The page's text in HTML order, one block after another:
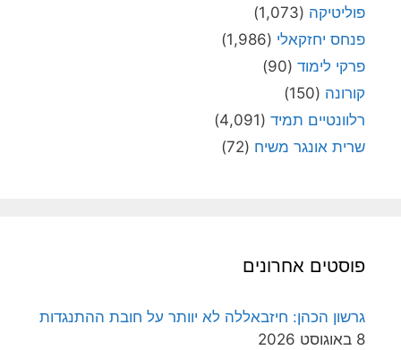
פוליטיקה (1,073)
פנחס יחזקאלי (1,986)
פרקי לימוד (90)
קורונה (150)
רלוונטיים תמיד (4,091)
שרית אונגר משיח (72)
פוסטים אחרונים
גרשון הכהן: חיזבאללה לא יוותר על חובת ההתנגדות
8 באוגוסט 2026